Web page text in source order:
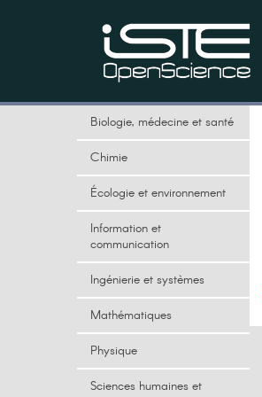
Biologie, médecine et santé
Chimie
Écologie et environnement
Information et
communication
Ingénierie et systèmes
Mathématiques
Physique
Sciences humaines et